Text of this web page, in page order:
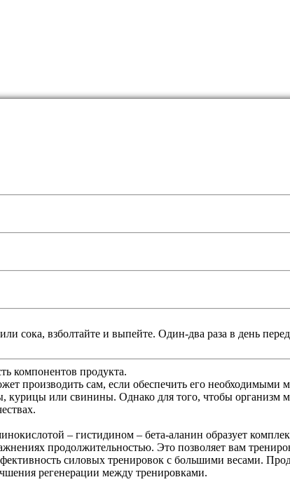
сока, взболтайте и выпейте. Один-два раза в день
компонентов продукта.
производить сам, если обеспечить его необходимыми
курицы или свинины. Однако для того, чтобы организм
– гистидином – бета-аланин образует
продолжительностью. Это позволяет вам
силовых тренировок с большими весами.
регенерации между тренировками.